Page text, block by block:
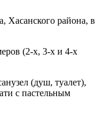
Хасанского района, в
(2-х, 3-х и 4-х
(душ, туалет),
с пастельным